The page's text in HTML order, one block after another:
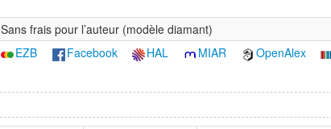
Sans frais pour l’auteur (modèle diamant)
EZB Facebook HAL MIAR OpenAlex